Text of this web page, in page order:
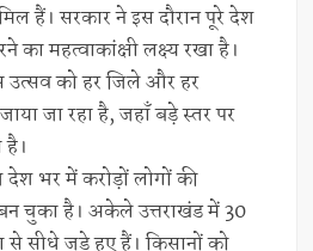
हैं। सरकार ने इस दौरान पूरे देश
का महत्वाकांक्षी लक्ष्य रखा है।
उत्सव को हर जिले और हर
जा रहा है, जहाँ बड़े स्तर पर
है।
भर में करोड़ों लोगों की
चुका है। अकेले उत्तराखंड में 30
सीधे जुड़े हुए हैं। किसानों को